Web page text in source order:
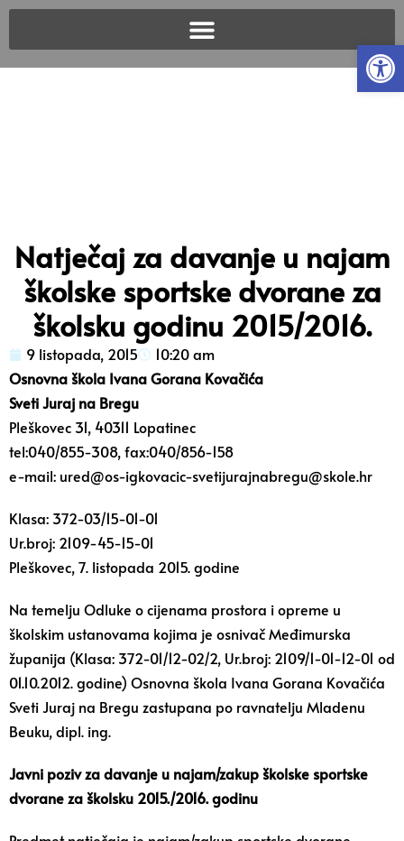
Natječaj za davanje u najam
školske sportske dvorane za
školsku godinu 2015/2016.
9 listopada, 2015
10:20 am
Osnovna škola Ivana Gorana Kovačića
Sveti Juraj na Bregu
Pleškovec 31, 40311 Lopatinec
tel:040/855-308, fax:040/856-158
e-mail: ured@os-igkovacic-svetijurajnabregu@skole.hr
Klasa: 372-03/15-01-01
Ur.broj: 2109-45-15-01
Pleškovec, 7. listopada 2015. godine
Na temelju Odluke o cijenama prostora i opreme u
školskim ustanovama kojima je osnivač Međimurska
županija (Klasa: 372-01/12-02/2, Ur.broj: 2109/1-01-12-01 od
01.10.2012. godine) Osnovna škola Ivana Gorana Kovačića
Sveti Juraj na Bregu zastupana po ravnatelju Mladenu
Beuku, dipl. ing.
Javni poziv za davanje u najam/zakup školske sportske
dvorane za školsku 2015./2016. godinu